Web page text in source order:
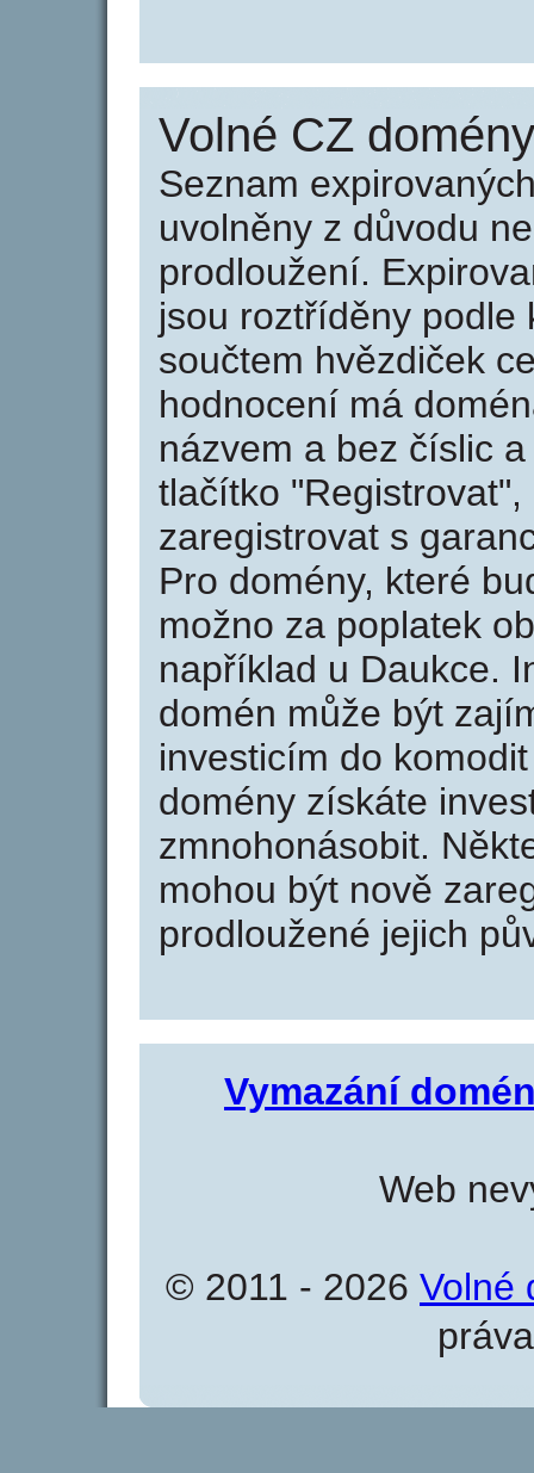
Volné CZ
Seznam
uvolněny z důvodu
prodloužení.
jsou roztříděny podle
součtem hvězdiček
hodnocení má
názvem a bez číslic
tlačítko
zaregistrovat s
Pro domény, které
možno za poplatek
například u Daukce.
domén může být
investicím do
domény získáte
zmnohonásobit.
mohou být nově
prodloužené jejich
Vymazání
Web
© 2011 - 2026 Volné